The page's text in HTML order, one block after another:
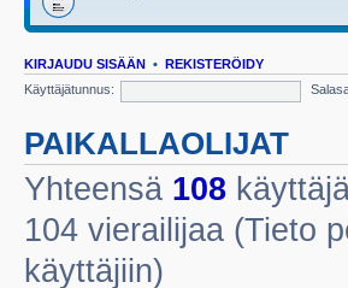
KIRJAUDU SISÄÄN • REKISTERÖIDY
Käyttäjätunnus:
PAIKALLAOLIJAT
Yhteensä 108
104 vierailijaa (Tieto
käyttäjiin)